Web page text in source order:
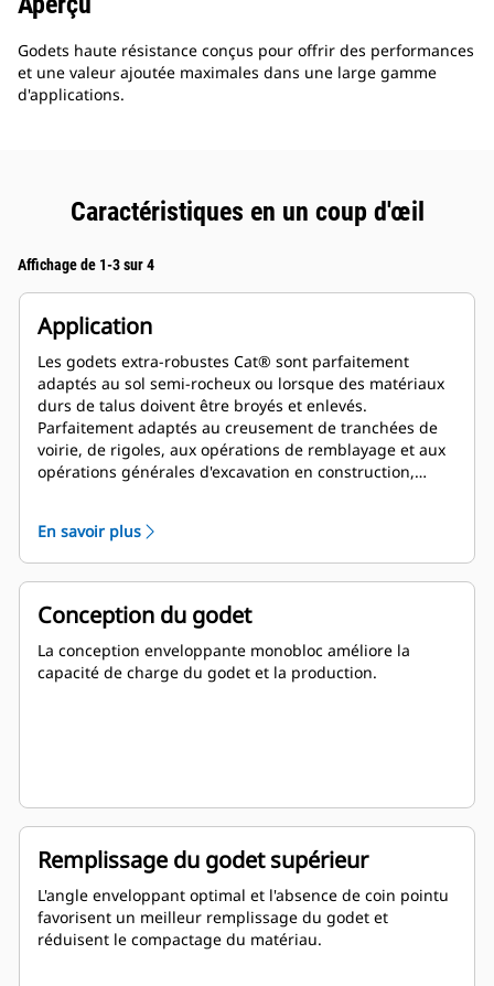
Godets haute résistance conçus pour offrir des performances
et une valeur ajoutée maximales dans une large gamme
d'applications.
Caractéristiques en un coup d'œil
Affichage de 1-3 sur 4
Application
Les godets extra-robustes Cat® sont parfaitement
adaptés au sol semi-rocheux ou lorsque des matériaux
durs de talus doivent être broyés et enlevés.
Parfaitement adaptés au creusement de tranchées de
voirie, de rigoles, aux opérations de remblayage et aux
opérations générales d'excavation en construction,
En savoir plus
Conception du godet
La conception enveloppante monobloc améliore la
capacité de charge du godet et la production.
Remplissage du godet supérieur
L'angle enveloppant optimal et l'absence de coin pointu
favorisent un meilleur remplissage du godet et
réduisent le compactage du matériau.